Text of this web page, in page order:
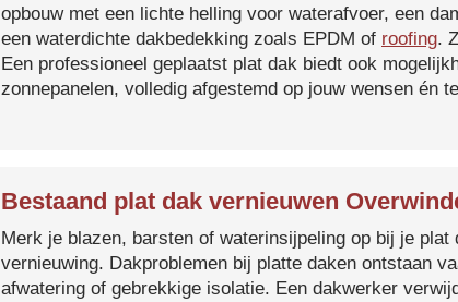
opbouw met een lichte helling voor waterafvoer, een
een waterdichte dakbedekking zoals EPDM of roofing.
Een professioneel geplaatst plat dak biedt ook
zonnepanelen, volledig afgestemd op jouw wensen én
Bestaand plat dak vernieuwen
Merk je blazen, barsten of waterinsijpeling op bij je
vernieuwing. Dakproblemen bij platte daken ontstaan
afwatering of gebrekkige isolatie. Een dakwerker